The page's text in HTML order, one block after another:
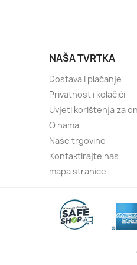
NAŠA TVRTKA
Dostava i plaćanje
Privatnost i kolačići
Uvjeti korištenja za
O nama
Naše trgovine
Kontaktirajte nas
mapa stranice